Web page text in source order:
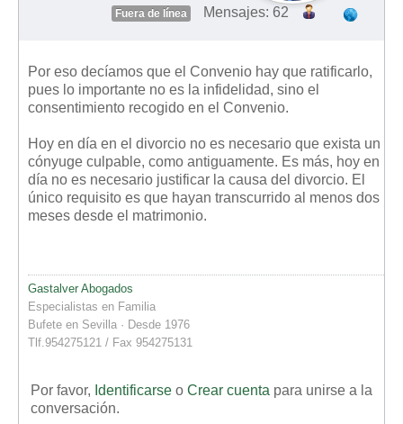
Fuera de línea Mensajes: 62
Por eso decíamos que el Convenio hay que ratificarlo,
pues lo importante no es la infidelidad, sino el
consentimiento recogido en el Convenio.
Hoy en día en el divorcio no es necesario que exista un
cónyuge culpable, como antiguamente. Es más, hoy en
día no es necesario justificar la causa del divorcio. El
único requisito es que hayan transcurrido al menos dos
meses desde el matrimonio.
Gastalver Abogados
Especialistas en Familia
Bufete en Sevilla · Desde 1976
Tlf.954275121 / Fax 954275131
Por favor, Identificarse o Crear cuenta para unirse a la
conversación.